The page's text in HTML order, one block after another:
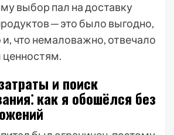
выбор пал на доставку
─ это было выгодно,
и, что немаловажно, отвечало
и поиск
как я обошёлся без